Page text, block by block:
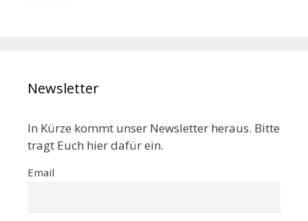
Newsletter
In Kürze kommt unser Newsletter heraus. Bitte
tragt Euch hier dafür ein.
Email